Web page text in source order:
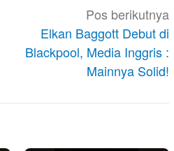
Pos berikutnya
Elkan Baggott Debut di
Blackpool, Media Inggris :
Mainnya Solid!